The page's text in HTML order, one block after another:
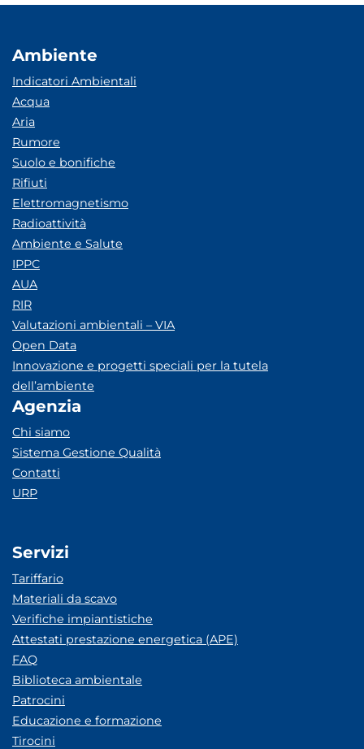
Ambiente
Indicatori Ambientali
Acqua
Aria
Rumore
Suolo e bonifiche
Rifiuti
Elettromagnetismo
Radioattività
Ambiente e Salute
IPPC
AUA
RIR
Valutazioni ambientali – VIA
Open Data
Innovazione e progetti speciali per la tutela
dell’ambiente
Agenzia
Chi siamo
Sistema Gestione Qualità
Contatti
URP
Servizi
Tariffario
Materiali da scavo
Verifiche impiantistiche
Attestati prestazione energetica (APE)
FAQ
Biblioteca ambientale
Patrocini
Educazione e formazione
Tirocini